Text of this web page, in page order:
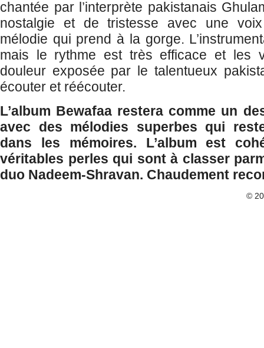
chantée par l’interprète pakistanais
nostalgie et de tristesse avec une
mélodie qui prend à la gorge.
mais le rythme est très efficace et les
douleur exposée par le talentueux
écouter et réécouter.
L’album Bewafaa restera comme un
avec des mélodies superbes qui
dans les mémoires. L’album est
véritables perles qui sont à classer
duo Nadeem-Shravan. Chaudement
©